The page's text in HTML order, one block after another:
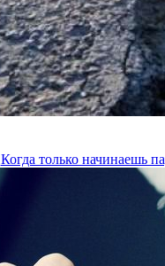
Когда только начинаешь